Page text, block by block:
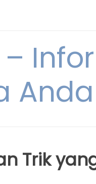
–
Trik